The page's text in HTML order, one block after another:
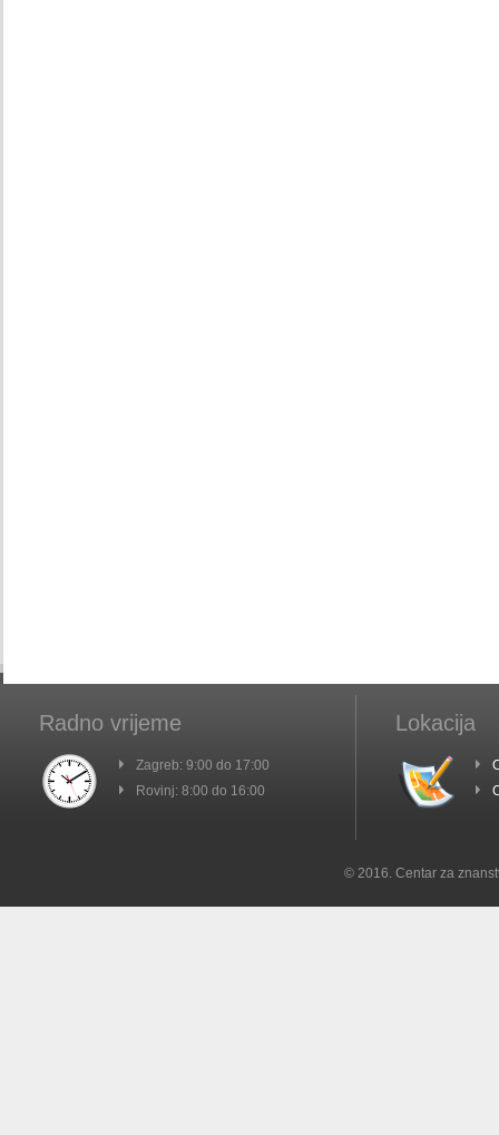
Radno vrijeme
Zagreb: 9:00 do 17:00
Rovinj: 8:00 do 16:00
Lokacija
© 2016. Centar za